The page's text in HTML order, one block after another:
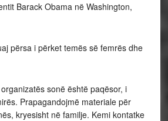
Barack Obama në Washington,
përsa i përket temës së femrës dhe
sonë është paqësor, i
Prapagandojmë materiale për
kryesisht në familje. Kemi kontatke